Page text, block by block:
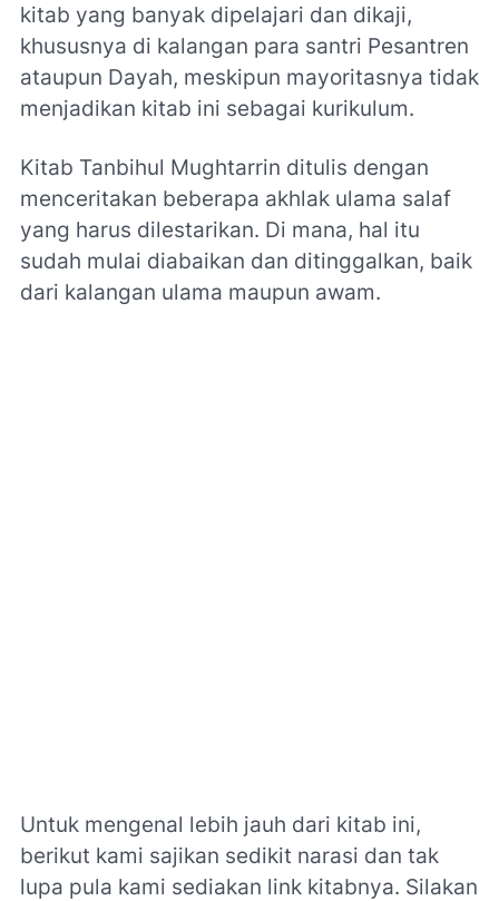
kitab yang banyak dipelajari dan dikaji,
khususnya di kalangan para santri Pesantren
ataupun Dayah, meskipun mayoritasnya tidak
menjadikan kitab ini sebagai kurikulum.
Kitab Tanbihul Mughtarrin ditulis dengan
menceritakan beberapa akhlak ulama salaf
yang harus dilestarikan. Di mana, hal itu
sudah mulai diabaikan dan ditinggalkan, baik
dari kalangan ulama maupun awam.
Untuk mengenal lebih jauh dari kitab ini,
berikut kami sajikan sedikit narasi dan tak
lupa pula kami sediakan link kitabnya. Silakan